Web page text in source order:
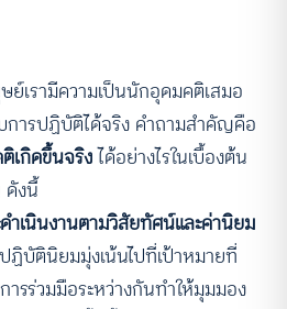
ย์เรามีความเป็นนักอุดมคติเสมอ
การปฏิบัติได้จริง คำถามสำคัญคือ
เกิดขึ้นจริงได้อย่างไรในเบื้องต้น
ดังนี้
เนินงานตามวิสัยทัศน์และค่านิยม
บัตินิยมมุ่งเน้นไปที่เป้าหมายที่
รร่วมมือระหว่างกันทำให้มุมมอง